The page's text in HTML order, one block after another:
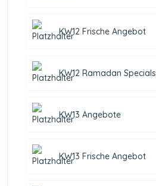
KW12 Frische Angebot
KW12 Ramadan Specials
KW13 Angebote
KW13 Frische Angebot